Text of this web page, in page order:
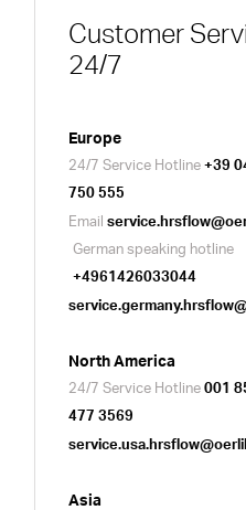
Customer
24/7
Europe
24/7 Service Hotline+39
750 555
Email
German speaking hotline
+4961426033044
North America
24/7 Service Hotline001
477 3569
Asia